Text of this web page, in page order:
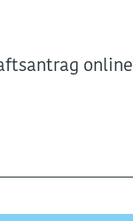
online